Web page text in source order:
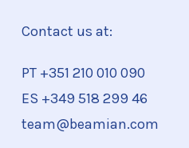
Contact us at:
PT +351 210 010 090
ES +349 518 299 46
team@beamian.com